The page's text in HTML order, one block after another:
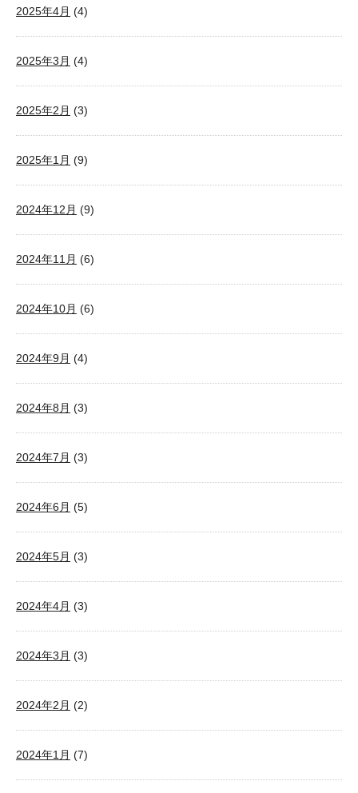
2025年4月 (4)
2025年3月 (4)
2025年2月 (3)
2025年1月 (9)
2024年12月 (9)
2024年11月 (6)
2024年10月 (6)
2024年9月 (4)
2024年8月 (3)
2024年7月 (3)
2024年6月 (5)
2024年5月 (3)
2024年4月 (3)
2024年3月 (3)
2024年2月 (2)
2024年1月 (7)